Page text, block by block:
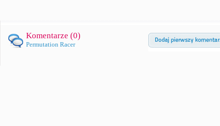
Komentarze (0)
Permutation Racer